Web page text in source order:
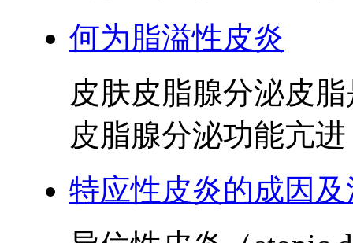
何为脂溢性皮炎
皮肤皮脂腺分泌皮
皮脂腺分泌功能亢
特应性皮炎的成因